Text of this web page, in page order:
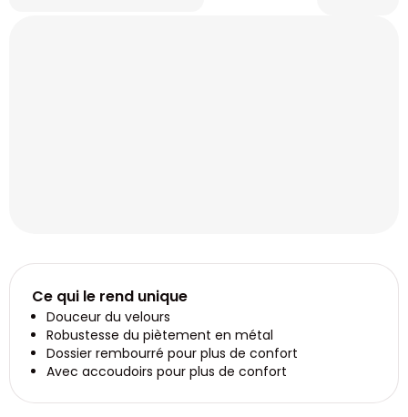
Ce qui le rend unique
Douceur du velours
Robustesse du piètement en métal
Dossier rembourré pour plus de confort
Avec accoudoirs pour plus de confort